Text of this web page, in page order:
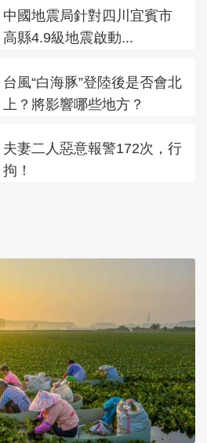
中國地震局針對四川宜賓市
高縣4.9級地震啟動...
台風“白海豚”登陸後是否會北
上？將影響哪些地方？
夫妻二人惡意報警172次，行
拘！